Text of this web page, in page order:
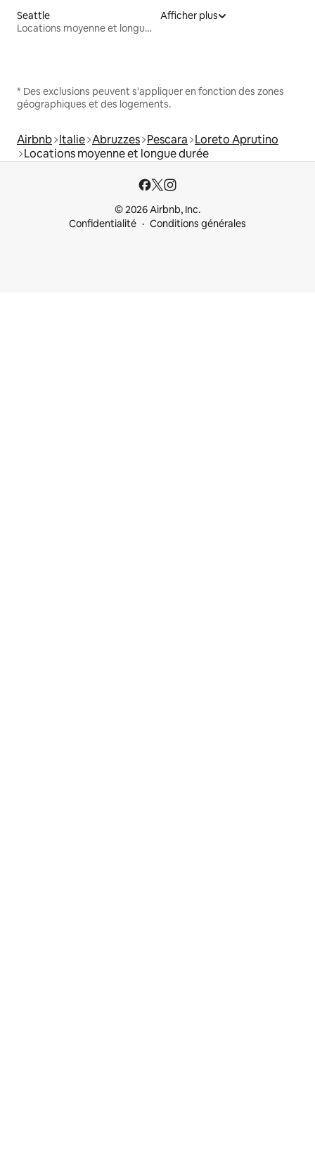
Seattle
Locations moyenne et longue durée
Afficher plus
* Des exclusions peuvent s'appliquer en fonction des zones
géographiques et des logements.
Airbnb Italie Abruzzes Pescara Loreto Aprutino
Locations moyenne et longue durée
© 2026 Airbnb, Inc.
Confidentialité
Conditions générales